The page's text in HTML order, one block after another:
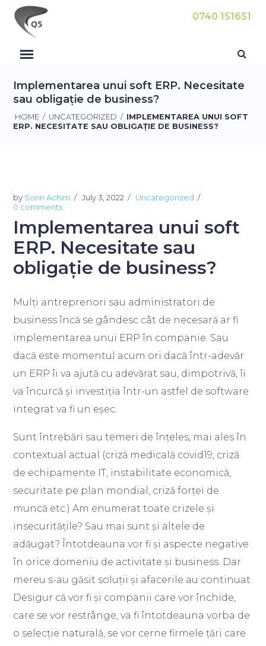
0740 151651
Implementarea unui soft ERP. Necesitate
sau obligație de business?
HOME / UNCATEGORIZED / IMPLEMENTAREA UNUI SOFT
ERP. NECESITATE SAU OBLIGAȚIE DE BUSINESS?
by Sorin Achim July 3, 2022
Uncategorized
0 comments
Implementarea unui soft
ERP. Necesitate sau
obligație de business?
Mulți antreprenori sau administratori de
business încă se gândesc cât de necesară ar fi
implementarea unui ERP în companie. Sau
dacă este momentul acum ori dacă într-adevăr
un ERP îi va ajută cu adevărat sau, dimpotrivă, îi
va încurcă și investiția într-un astfel de software
integrat va fi un eșec.
Sunt întrebări sau temeri de înțeles, mai ales în
contextual actual (criză medicală covid19, criză
de echipamente IT, instabilitate economică,
securitate pe plan mondial, criză forței de
muncă etc.) Am enumerat toate crizele și
insecuritățile? Sau mai sunt și altele de
adăugat? Întotdeauna vor fi și aspecte negative
în orice domeniu de activitate și business. Dar
mereu s-au găsit soluții și afacerile au continuat.
Desigur că vor fi și companii care vor închide,
care se vor restrânge, va fi întotdeauna vorba de
o selecție naturală, se vor cerne firmele țări care